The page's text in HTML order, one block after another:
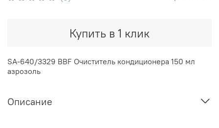
Купить в 1 клик
SA-640/3329 BBF Очиститель кондиционера 150 мл
азрозоль
Описание